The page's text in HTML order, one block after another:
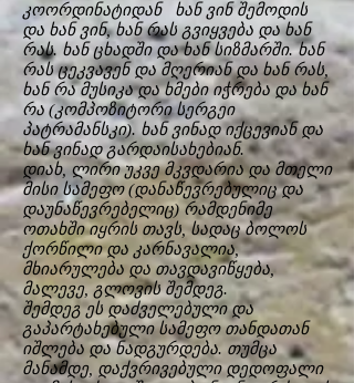
კოორდინატიდან ხან ვინ შემოდის
და ხან ვინ, ხან რას გვიყვება და ხან
რას. ხან ცხადში და ხან სიზმარში. ხან
რას ცეკვავენ და მღერიან და ხან რას,
ხან რა მუსიკა და ხმები იჭრება და ხან
რა (კომპოზიტორი სერგეი
პატრამანსკი). ხან ვინად იქცევიან და
ხან ვინად გარდაისახებიან.
დიახ, ლირი უკვე მკვდარია და მთელი
მისი სამეფო (დანაწევრებულიც და
დაუნაწევრებელიც) რამდენიმე
ოთახში იყრის თავს, სადაც ბოლოს
ქორწილი და კარნავალია,
მხიარულება და თავდავიწყება,
მალევე, გლოვის შემდეგ.
შემდეგ ეს დაძველებული და
გაპარტახებული სამეფო თანდათან
იშლება და ნადგურდება. თუმცა
მანამდე, დაქვრივებული დედოფალი